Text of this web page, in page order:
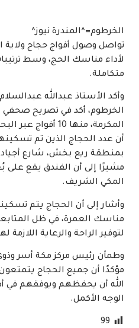
الخرطوم=^المندرة نيوز^
تواصل وصول أفواج حجاج ولاية
لأداء مناسك الحج، وسط
متكاملة.
وأكد الأستاذ عبدالله
أن عدد الحجاج الذين تم
المكي الشريف.
وأشار إلى أن الحجاج يتم
مناسك العمرة، في ظل
لتوفير الراحة والرعاية اللازمة
وطمأن رئيس مركز مكة أسر
مؤكدًا أن جميع الحجاج
الله أن يحفظهم ويوفقهم في
الوجه الأكمل.
99